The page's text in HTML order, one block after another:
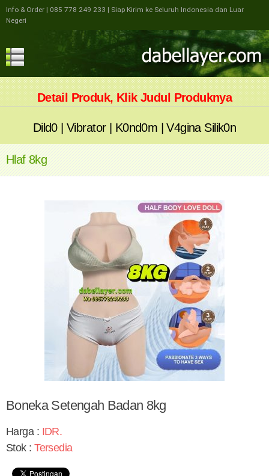
Info & Order | 085 778 249 233 | Siap Kirim ke Seluruh Indonesia dan Luar
Negeri
Detail Produk, Klik Judul Produknya
Dild0|Vibrator | K0nd0m |V4gina Silik0n
Hlaf 8kg
Boneka Setengah Badan 8kg
Harga : IDR.
Stok :Tersedia